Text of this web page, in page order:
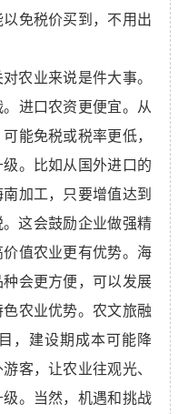
免税价买到，不用出
农业来说是件大事。
进口农资更便宜。从
能免税或税率更低，
。比如从国外进口的
加工，只要增值达到
这会鼓励企业做强精
值农业更有优势。海
会更方便，可以发展
农业优势。农文旅融
，建设期成本可能降
客，让农业往观光、
。当然，机遇和挑战